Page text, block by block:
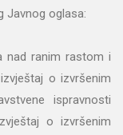
Javnog oglasa:
nad ranim rastom i
o izvršenim
ispravnosti
o izvršenim